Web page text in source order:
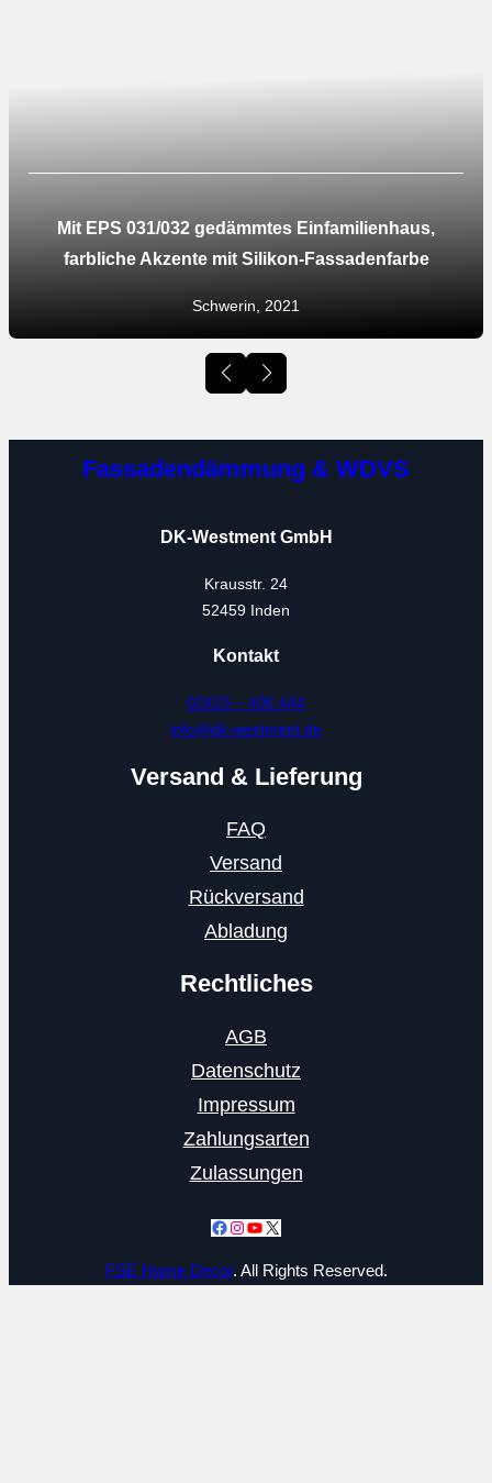
Mit EPS 031/032 gedämmtes Einfamilienhaus,
farbliche Akzente mit Silikon-Fassadenfarbe
Schwerin, 2021
Fassadendämmung & WDVS
DK-Westment GmbH
Krausstr. 24
52459 Inden
Kontakt
02423 – 406 444
info@dk-westment.de
Versand & Lieferung
FAQ
Versand
Rückversand
Abladung
Rechtliches
AGB
Datenschutz
Impressum
Zahlungsarten
Zulassungen
Facebook
Instagram
YouTube
X
FSE Home Decor. All Rights Reserved.